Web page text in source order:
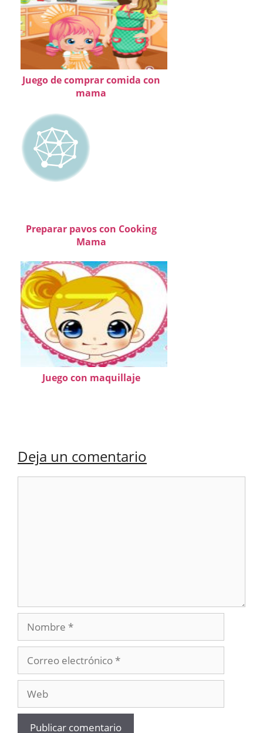
Juego de comprar comida con
mama
Preparar pavos con Cooking
Mama
Juego con maquillaje
Deja un comentario
Nombre
electrónico